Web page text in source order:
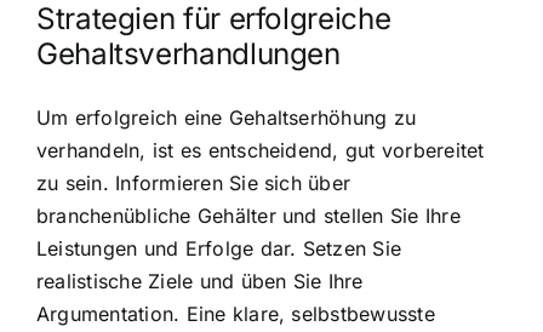
Strategien für erfolgreiche
Gehaltsverhandlungen
Um erfolgreich eine Gehaltserhöhung zu
verhandeln, ist es entscheidend, gut vorbereitet
zu sein. Informieren Sie sich über
branchenübliche Gehälter und stellen Sie Ihre
Leistungen und Erfolge dar. Setzen Sie
realistische Ziele und üben Sie Ihre
Argumentation. Eine klare, selbstbewusste